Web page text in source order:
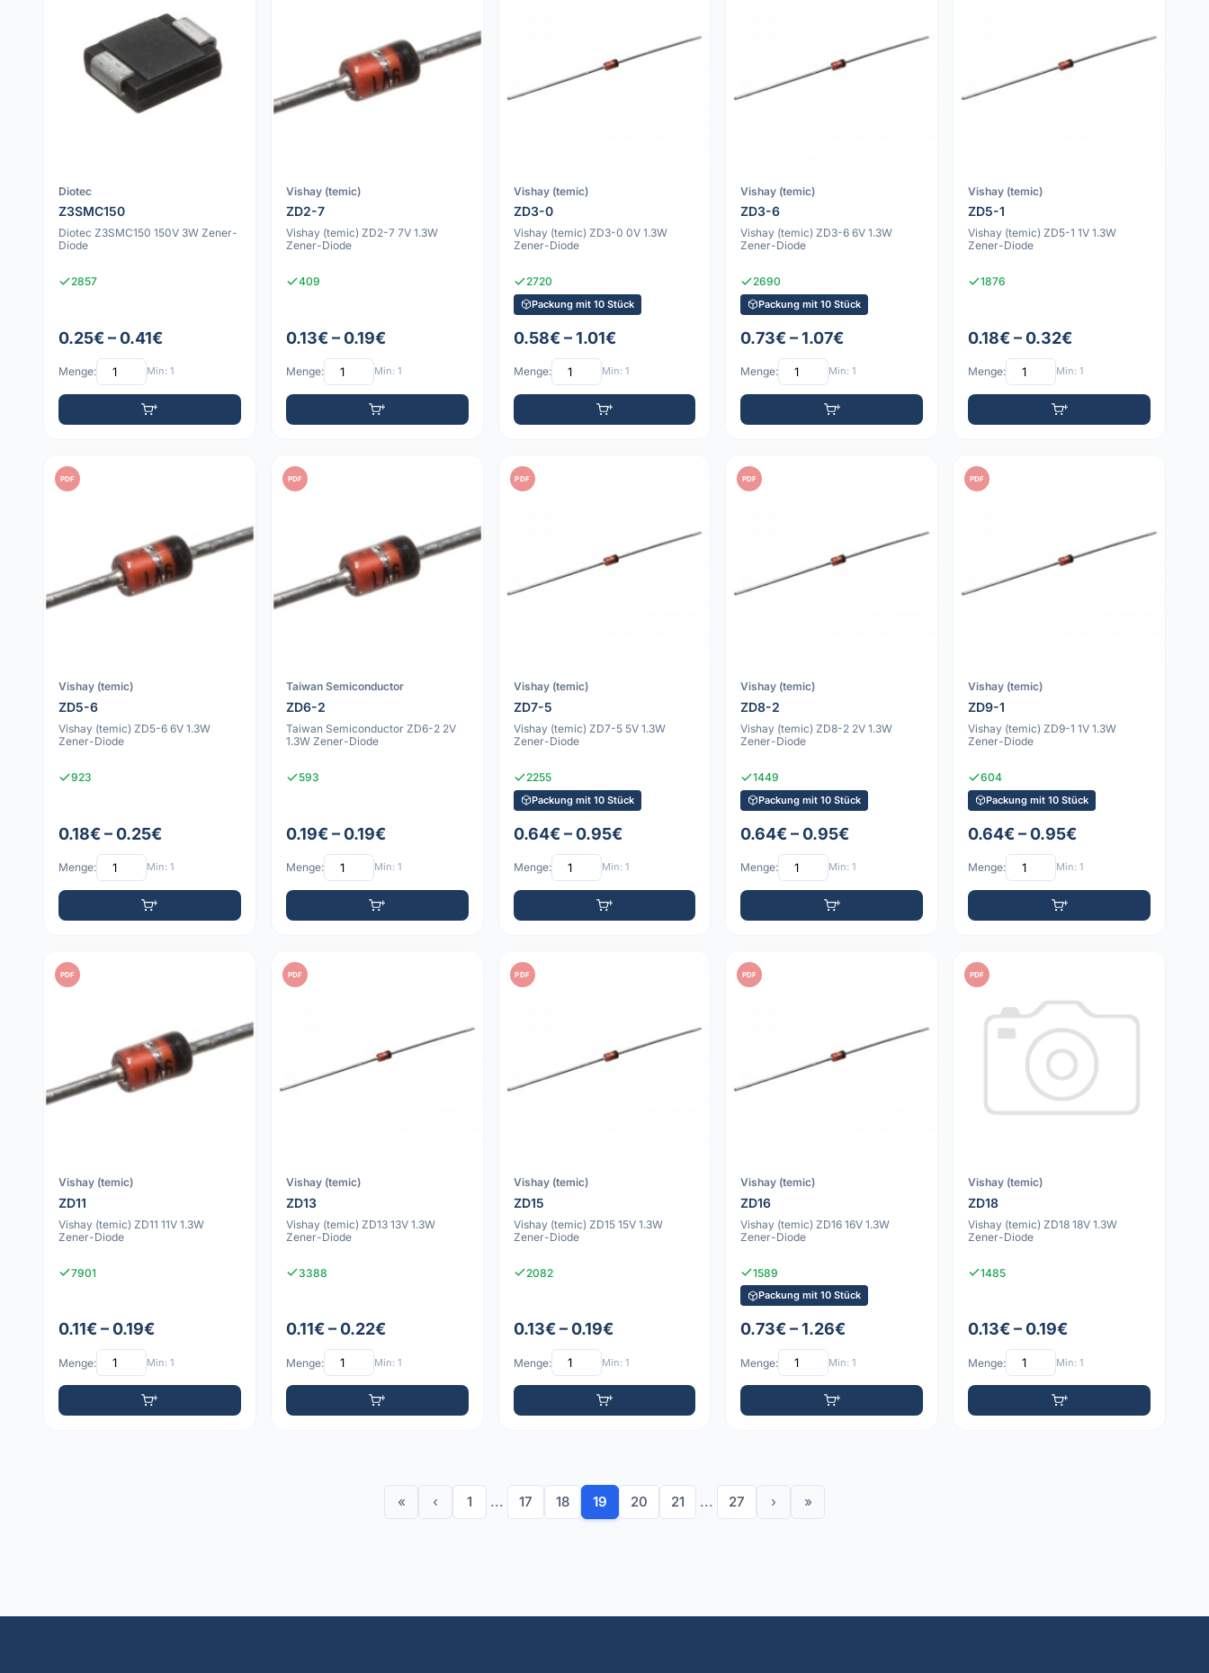
Diotec
Z3SMC150
Diotec Z3SMC150 150V 3W Zener-
Diode
2857
0.25€ – 0.41€
Menge: Min: 1
Vishay (temic)
ZD2-7
Vishay (temic) ZD2-7 7V 1.3W
Zener-Diode
409
0.13€ – 0.19€
Menge: Min: 1
Vishay (temic)
ZD3-0
Vishay (temic) ZD3-0 0V 1.3W
Zener-Diode
2720
Packung mit 10 Stück
0.58€ – 1.01€
Menge: Min: 1
Vishay (temic)
ZD3-6
Vishay (temic) ZD3-6 6V 1.3W
Zener-Diode
2690
Packung mit 10 Stück
0.73€ – 1.07€
Menge: Min: 1
Vishay (temic)
ZD5-1
Vishay (temic) ZD5-1 1V 1.3W
Zener-Diode
1876
0.18€ – 0.32€
Menge: Min: 1
PDF
Vishay (temic)
ZD5-6
Vishay (temic) ZD5-6 6V 1.3W
Zener-Diode
923
0.18€ – 0.25€
Menge: Min: 1
PDF
Taiwan Semiconductor
ZD6-2
Taiwan Semiconductor ZD6-2 2V
1.3W Zener-Diode
593
0.19€ – 0.19€
Menge: Min: 1
PDF
Vishay (temic)
ZD7-5
Vishay (temic) ZD7-5 5V 1.3W
Zener-Diode
2255
Packung mit 10 Stück
0.64€ – 0.95€
Menge: Min: 1
PDF
Vishay (temic)
ZD8-2
Vishay (temic) ZD8-2 2V 1.3W
Zener-Diode
1449
Packung mit 10 Stück
0.64€ – 0.95€
Menge: Min: 1
PDF
Vishay (temic)
ZD9-1
Vishay (temic) ZD9-1 1V 1.3W
Zener-Diode
604
Packung mit 10 Stück
0.64€ – 0.95€
Menge: Min: 1
PDF
Vishay (temic)
ZD11
Vishay (temic) ZD11 11V 1.3W
Zener-Diode
7901
0.11€ – 0.19€
Menge: Min: 1
PDF
Vishay (temic)
ZD13
Vishay (temic) ZD13 13V 1.3W
Zener-Diode
3388
0.11€ – 0.22€
Menge: Min: 1
PDF
Vishay (temic)
ZD15
Vishay (temic) ZD15 15V 1.3W
Zener-Diode
2082
0.13€ – 0.19€
Menge: Min: 1
PDF
Vishay (temic)
ZD16
Vishay (temic) ZD16 16V 1.3W
Zener-Diode
1589
Packung mit 10 Stück
0.73€ – 1.26€
Menge: Min: 1
PDF
Vishay (temic)
ZD18
Vishay (temic) ZD18 18V 1.3W
Zener-Diode
1485
0.13€ – 0.19€
Menge: Min: 1
« ‹ 1 ... 17 18 19 20 21 ... 27 › »